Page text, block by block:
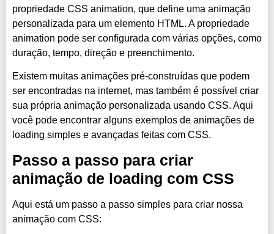
propriedade CSS animation, que define uma animação
personalizada para um elemento HTML. A propriedade
animation pode ser configurada com várias opções, como
duração, tempo, direção e preenchimento.
Existem muitas animações pré-construídas que podem
ser encontradas na internet, mas também é possível criar
sua própria animação personalizada usando CSS. Aqui
você pode encontrar alguns exemplos de animações de
loading simples e avançadas feitas com CSS.
Passo a passo para criar
animação de loading com CSS
Aqui está um passo a passo simples para criar nossa
animação com CSS: